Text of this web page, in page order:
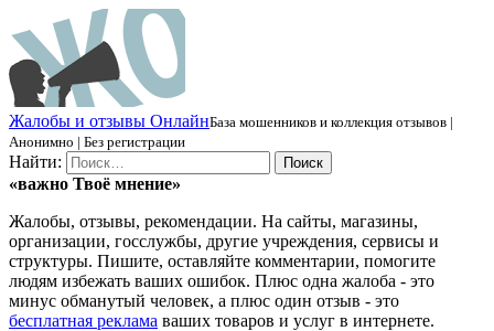
Жалобы и отзывы ОнлайнБаза мошенников и коллекция отзывов |
Анонимно | Без регистрации
Найти:
«важно Твоё мнение»
Жалобы, отзывы, рекомендации. На сайты, магазины,
организации, госслужбы, другие учреждения, сервисы и
структуры. Пишите, оставляйте комментарии, помогите
людям избежать ваших ошибок. Плюс одна жалоба - это
минус обманутый человек, а плюс один отзыв - это
бесплатная реклама ваших товаров и услуг в интернете.